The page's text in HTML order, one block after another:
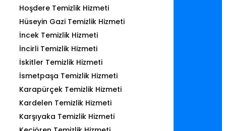
Hoşdere Temizlik Hizmeti
Hüseyin Gazi Temizlik Hizmeti
İncek Temizlik Hizmeti
İncirli Temizlik Hizmeti
İskitler Temizlik Hizmeti
İsmetpaşa Temizlik Hizmeti
Karapürçek Temizlik Hizmeti
Kardelen Temizlik Hizmeti
Karşıyaka Temizlik Hizmeti